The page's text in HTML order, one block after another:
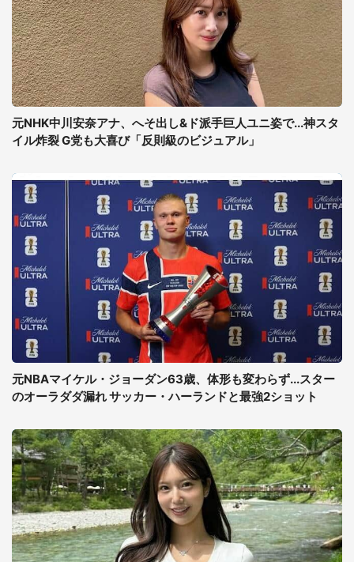
元NHK中川安奈アナ、へそ出し&ド派手巨人ユニ姿で...神スタ
イル炸裂 G党も大喜び「反則級のビジュアル」
元NBAマイケル・ジョーダン63歳、体形も変わらず...スター
のオーラダダ漏れ サッカー・ハーランドと最強2ショット